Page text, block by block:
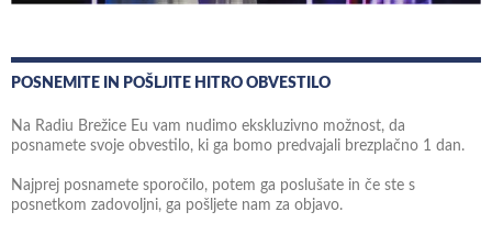
POSNEMITE IN POŠLJITE HITRO OBVESTILO
Na Radiu Brežice Eu vam nudimo ekskluzivno možnost, da
posnamete svoje obvestilo, ki ga bomo predvajali brezplačno 1 dan.
Najprej posnamete sporočilo, potem ga poslušate in če ste s
posnetkom zadovoljni, ga pošljete nam za objavo.